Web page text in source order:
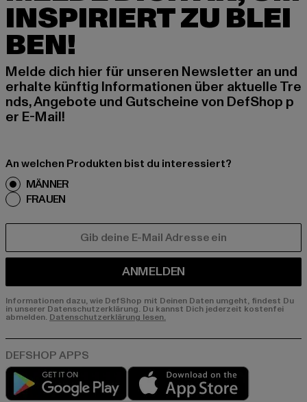
INSPIRIERT ZU BLEI
BEN!
Melde dich hier für unseren Newsletter an und
erhalte künftig Informationen über aktuelle Tre
nds, Angebote und Gutscheine von DefShop p
er E-Mail!
An welchen Produkten bist du interessiert?
MÄNNER
FRAUEN
ANMELDEN
Informationen dazu, wie DefShop mit Deinen Daten umgeht, findest Du
in unserer Datenschutzerklärung. Du kannst Dich jederzeit kostenfei
abmelden.Datenschutzerklärung lesen.
Play market